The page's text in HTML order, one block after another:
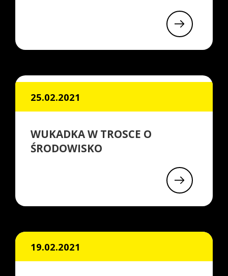
25.02.2021
WUKADKA W TROSCE O
ŚRODOWISKO
19.02.2021